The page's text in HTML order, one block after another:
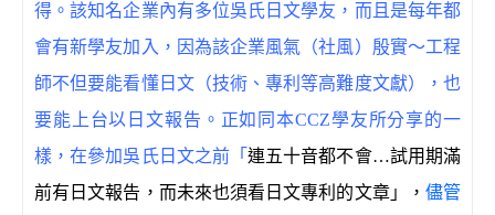
得。該知名企業內有多位吳氏日文學友，而且是每年都
會有新學友加入，因為該企業風氣（社風）殷實～工程
師不但要能看懂日文（技術、專利等高難度文獻），也
要能上台以日文報告。正如同本CCZ學友所分享的一
樣，在參加吳氏日文之前「連五十音都不會…試用期滿
前有日文報告，而未來也須看日文專利的文章」， 儘管